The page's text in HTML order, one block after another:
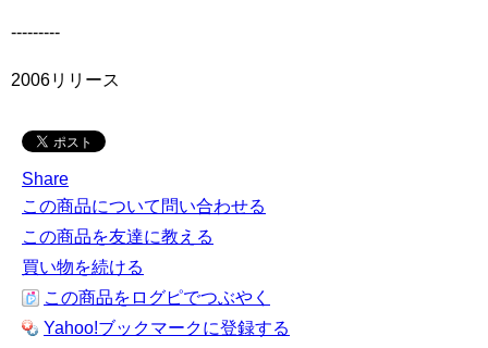
---------
2006リリース
Share
この商品について問い合わせる
この商品を友達に教える
買い物を続ける
この商品をログピでつぶやく
Yahoo!ブックマークに登録する